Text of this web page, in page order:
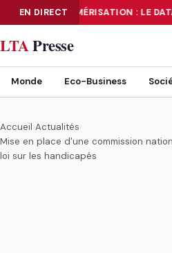
EN DIRECTNUMÉRISATION : LE
NUMÉRISATION : LE DATA CENTER
LTAPresse
Monde Eco-Business
Accueil›Actualités›
Mise en place d'une commission
loi sur les handicapés